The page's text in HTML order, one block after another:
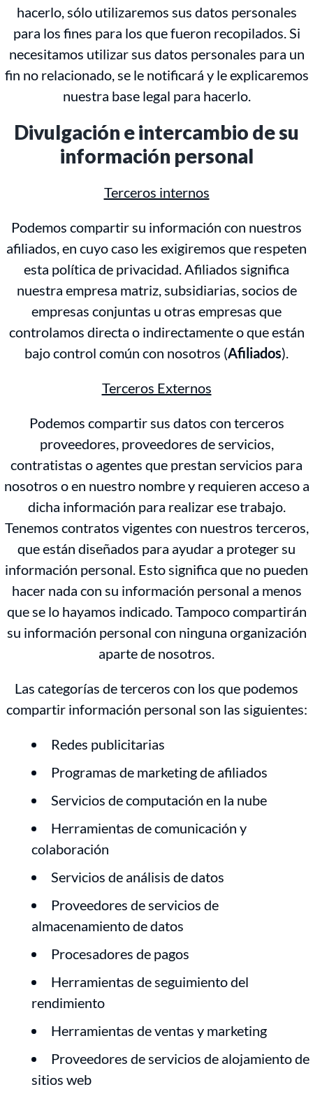
hacerlo, sólo utilizaremos sus datos personales
para los fines para los que fueron recopilados. Si
necesitamos utilizar sus datos personales para un
fin no relacionado, se le notificará y le explicaremos
nuestra base legal para hacerlo.
Divulgación e intercambio de su
información personal
Terceros internos
Podemos compartir su información con nuestros
afiliados, en cuyo caso les exigiremos que respeten
esta política de privacidad. Afiliados significa
nuestra empresa matriz, subsidiarias, socios de
empresas conjuntas u otras empresas que
controlamos directa o indirectamente o que están
bajo control común con nosotros (Afiliados).
Terceros Externos
Podemos compartir sus datos con terceros
proveedores, proveedores de servicios,
contratistas o agentes que prestan servicios para
nosotros o en nuestro nombre y requieren acceso a
dicha información para realizar ese trabajo.
Tenemos contratos vigentes con nuestros terceros,
que están diseñados para ayudar a proteger su
información personal. Esto significa que no pueden
hacer nada con su información personal a menos
que se lo hayamos indicado. Tampoco compartirán
su información personal con ninguna organización
aparte de nosotros.
Las categorías de terceros con los que podemos
compartir información personal son las siguientes:
Redes publicitarias
Programas de marketing de afiliados
Servicios de computación en la nube
Herramientas de comunicación y
colaboración
Servicios de análisis de datos
Proveedores de servicios de
almacenamiento de datos
Procesadores de pagos
Herramientas de seguimiento del
rendimiento
Herramientas de ventas y marketing
Proveedores de servicios de alojamiento de
sitios web